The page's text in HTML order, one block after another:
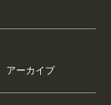
アーカイブ